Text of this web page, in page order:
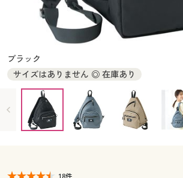
大きいサイズ メンズ
大きいサイズ 事務・制服
カタログ
カタログ・チラシからのご注文
デジタルカタログ
カタログ無料プレゼント
大きいサイズ 事務・制服
カタログ・チラシからのご注文
カタログ無料プレゼント
会員メニュー
ブラック
サイズはありません ◎ 在庫あり
18件